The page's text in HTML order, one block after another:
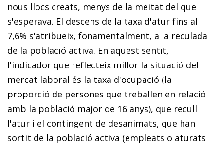
nous llocs creats, menys de la meitat del que
s'esperava. El descens de la taxa d'atur fins al
7,6% s'atribueix, fonamentalment, a la reculada
de la població activa. En aquest sentit,
l'indicador que reflecteix millor la situació del
mercat laboral és la taxa d'ocupació (la
proporció de persones que treballen en relació
amb la població major de 16 anys), que recull
l'atur i el contingent de desanimats, que han
sortit de la població activa (empleats o aturats